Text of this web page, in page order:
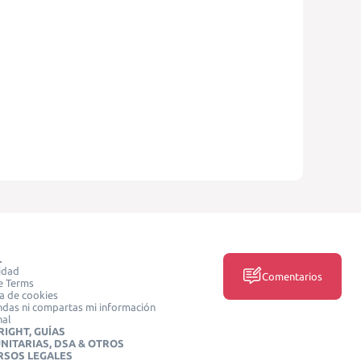
Terms
de cookies
ni compartas mi información
GUÍAS
DSA & OTROS
LEGALES
Comentarios